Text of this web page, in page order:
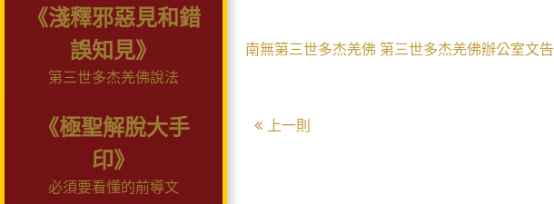
《淺釋邪惡見和錯
誤知見》
第三世多杰羌佛說法
《極聖解脫大手
印》
必須要看懂的前導文
南無第三世多杰羌佛 第三世多杰羌佛辦公室文告
上一則